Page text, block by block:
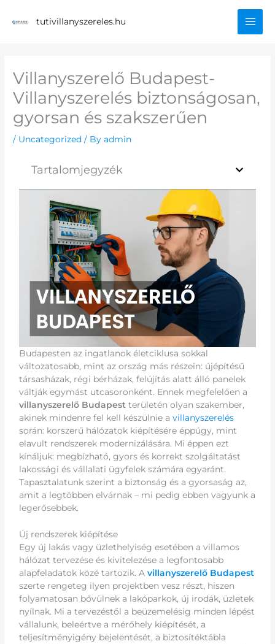
tutivillanyszereles.hu
Main
Villanyszerelő Budapest-
Villanyszerelés biztonságosan,
gyorsan és szakszerűen
/ Uncategorized / Byadmin
Tartalomjegyzék
Budapesten az ingatlanok életciklusa sokkal
változatosabb, mint az ország más részein: újépítésű
társasházak, régi bérházak, felújítás alatt álló panelek
váltják egymást utcasoronként. Ennek megfelelően a
villanyszerelő Budapest területén olyan szakember,
akinek mindenre fel kell készülnie avillanyszerelés
során: korszerű hálózatok kiépítésére éppúgy, mint
elavult rendszerek modernizálására. Mi éppen ezt
kínáljuk: megbízható, gyors és korrekt szolgáltatást
lakossági és vállalati ügyfelek számára egyaránt.
Tapasztalatunk szerint a biztonság és a gyorsaság az,
amit a legtöbben elvárnak – mi pedig ebben vagyunk a
legerősebbek.
Új rendszerek kiépítése
Egy új lakás vagy üzlethelyiség esetében a villamos
hálózat tervezése és kivitelezése a legfontosabb
alapfeladatok közé tartozik. Avillanyszerelő Budapest
szerte rengeteg ilyen projektben vesz részt, hiszen
folyamatosan bővülnek a lakóparkok, új irodák, üzletek
nyílnak. Mi a tervezéstől a beüzemelésig minden lépést
vállalunk, beleértve a mérőhely kiépítését, a
teljesítményigény bejelentését, a biztosítéktábla